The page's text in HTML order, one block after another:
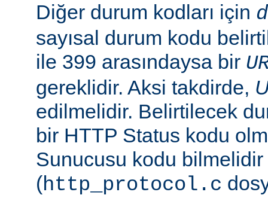
Diğer durum kodları için
sayısal durum kodu
ile 399 arasındaysa bir
gereklidir. Aksi takdirde,
edilmelidir. Belirtilecek
bir HTTP Status kodu
Sunucusu kodu bilmelidir
(http_protocol.c